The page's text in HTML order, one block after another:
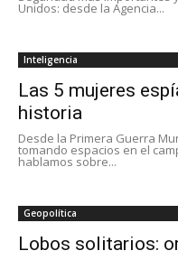
Unidos: desde la Agencia...
Inteligencia
Las 5 mujeres
historia
Desde la Primera Guerra
tomando espacios en el
hablamos sobre...
Geopolítica
Lobos solitarios: